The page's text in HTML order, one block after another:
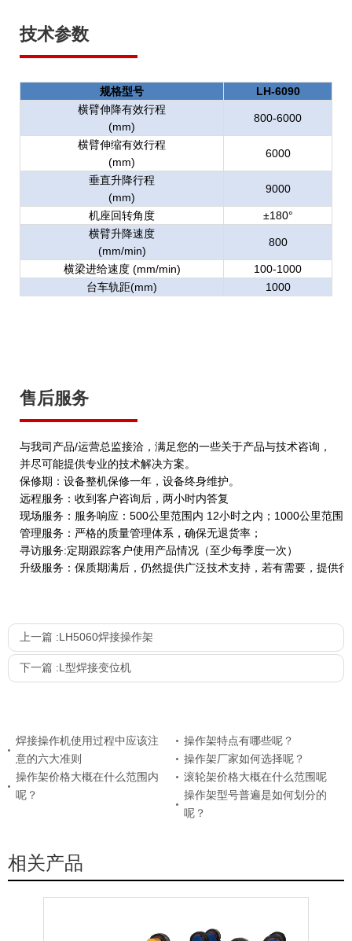
技术参数
规格型号
LH-6090
横臂伸降有效行程
(mm)
800-6000
横臂伸缩有效行程
(mm)
6000
垂直升降行程
(mm)
9000
机座回转角度
±180°
横臂升降速度
(mm/min)
800
横梁进给速度 (mm/min)
100-1000
台车轨距(mm)
1000
售后服务
与我司产品/运营总监接洽，满足您的一些关于产品与技术咨询，
并尽可能提供专业的技术解决方案。
保修期：设备整机保修一年，设备终身维护。
远程服务：收到客户咨询后，两小时内答复
现场服务：服务响应：500公里范围内 12小时之内；1000公里范围
管理服务：严格的质量管理体系，确保无退货率；
寻访服务:定期跟踪客户使用产品情况（至少每季度一次）
升级服务：保质期满后，仍然提供广泛技术支持，若有需要，提供
上一篇 :LH5060焊接操作架
下一篇 :L型焊接变位机
焊接操作机使用过程中应该注
意的六大准则
操作架特点有哪些呢？
操作架厂家如何选择呢？
操作架价格大概在什么范围内
呢？
滚轮架价格大概在什么范围呢
操作架型号普遍是如何划分的
呢？
相关产品